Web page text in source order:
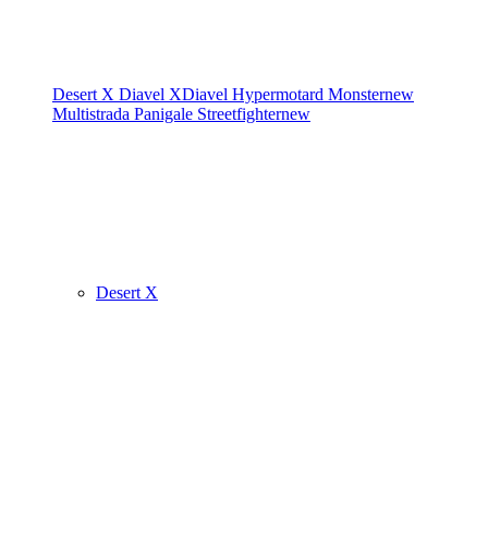
Desert X Diavel XDiavel Hypermotard Monsternew
Multistrada Panigale Streetfighternew
Desert X